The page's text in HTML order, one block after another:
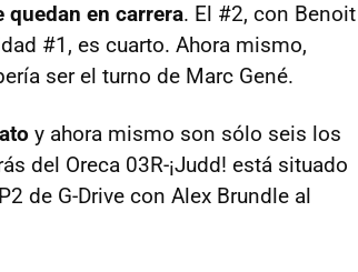
quedan en carrera. El #2, con Benoit
#1, es cuarto. Ahora mismo,
ser el turno de Marc Gené.
y ahora mismo son sólo seis los
del Oreca 03R-¡Judd! está situado
de G-Drive con Alex Brundle al